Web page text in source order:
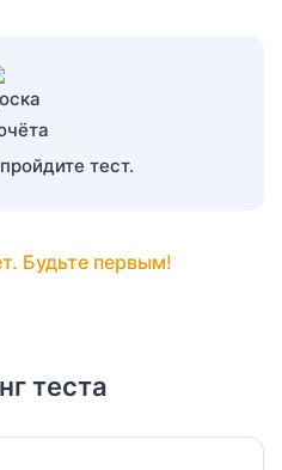
тест.
Будьте первым!
теста